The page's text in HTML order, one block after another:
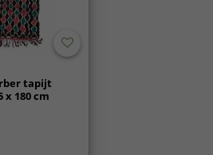
tapijt
180 cm